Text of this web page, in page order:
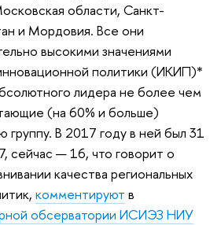
области, Санкт-
и Мордовия. Все они
высокими значениями
политики (ИКИП)*
лидера не более чем
(на 60% и больше)
группу. В 2017 году в ней был 31
сейчас — 16, что говорит о
качества региональных
комментируют в
обсерватории ИСИЭЗ НИУ